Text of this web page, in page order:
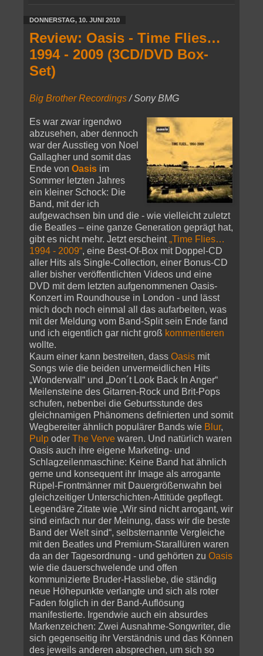
DONNERSTAG, 10. JUNI 2010
Review: Oasis - Time Flies…
1994 - 2009 (3CD/DVD Box-
Set)
Big Brother Recordings/ Sony BMG
Es war zwar irgendwo
abzusehen, aber dennoch
war der Ausstieg von Noel
Gallagher und somit das
Ende von Oasis im
Sommer letzten Jahres
ein kleiner Schock: Die
Band, mit der ich
aufgewachsen bin und die - wie vielleicht zuletzt
die Beatles – eine ganze Generation geprägt hat,
gibt es nicht mehr. Jetzt erscheint„Time Flies…
1994 - 2009“, eine Best-Of-Box mit Doppel-CD
aller Hits als Single-Collection, einer Bonus-CD
aller bisher veröffentlichten Videos und eine
DVD mit dem letzten aufgenommenen Oasis-
Konzert im Roundhouse in London - und lässt
mich doch noch einmal all das aufarbeiten, was
mit der Meldung vom Band-Split sein Ende fand
und ich eigentlich gar nicht groß kommentieren
wollte.
Kaum einer kann bestreiten, dass Oasis mit
Songs wie die beiden unvermeidlichen Hits
„Wonderwall“ und „Don´t Look Back In Anger“
Meilensteine des Gitarren-Rock und Brit-Pops
schufen, nebenbei die Geburtsstunde des
gleichnamigen Phänomens definierten und somit
Wegbereiter ähnlich populärer Bands wie Blur,
Pulp oder The Verve waren. Und natürlich waren
Oasis auch ihre eigene Marketing- und
Schlagzeilenmaschine: Keine Band hat ähnlich
gerne und konsequent ihr Image als arrogante
Rüpel-Frontmänner mit Dauergrößenwahn bei
gleichzeitiger Unterschichten-Attitüde gepflegt.
Legendäre Zitate wie „Wir sind nicht arrogant, wir
sind einfach nur der Meinung, dass wir die beste
Band der Welt sind“, selbsternannte Vergleiche
mit den Beatles und Premium-Starallüren waren
da an der Tagesordnung - und gehörten zu Oasis
wie die dauerschwelende und offen
kommunizierte Bruder-Hassliebe, die ständig
neue Höhepunkte verlangte und sich als roter
Faden folglich in der Band-Auflösung
manifestierte. Irgendwie auch ein absurdes
Markenzeichen: Zwei Ausnahme-Songwriter, die
sich gegenseitig ihr Verständnis und das Können
des jeweils anderen absprechen, um sich so